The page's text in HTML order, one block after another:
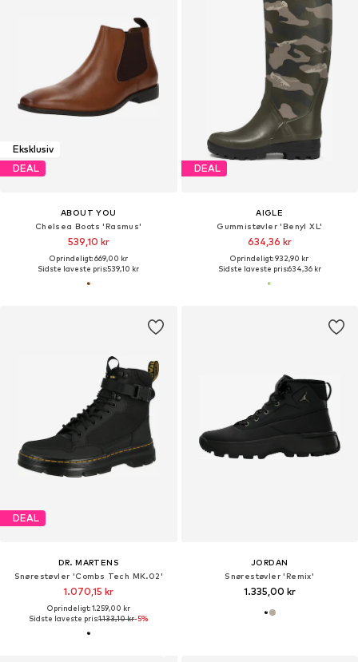
Eksklusiv
DEAL
ABOUT YOU
Chelsea Boots 'Rasmus'
539,10 kr
Oprindeligt: 669,00 kr
Sidste laveste pris:539,10 kr
DEAL
AIGLE
Gummistøvler 'Benyl XL'
634,36 kr
Oprindeligt: 932,90 kr
Sidste laveste pris:634,36 kr
DEAL
DR. MARTENS
Snørestøvler 'Combs Tech MK.02'
1.070,15 kr
Oprindeligt: 1.259,00 kr
Sidste laveste pris:1.133,10 kr-5%
JORDAN
Snørestøvler 'Remix'
1.335,00 kr